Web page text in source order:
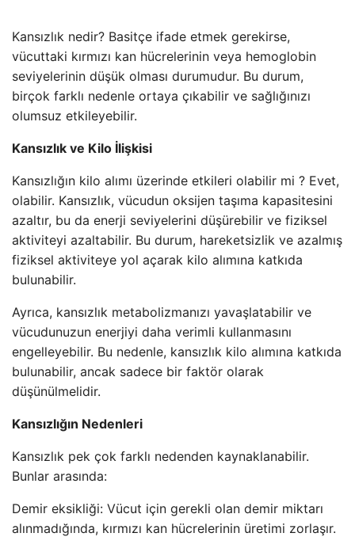
Kansızlık nedir? Basitçe ifade etmek gerekirse,
vücuttaki kırmızı kan hücrelerinin veya hemoglobin
seviyelerinin düşük olması durumudur. Bu durum,
birçok farklı nedenle ortaya çıkabilir ve sağlığınızı
olumsuz etkileyebilir.
Kansızlık ve Kilo İlişkisi
Kansızlığın kilo alımı üzerinde etkileri olabilir mi ? Evet,
olabilir. Kansızlık, vücudun oksijen taşıma kapasitesini
azaltır, bu da enerji seviyelerini düşürebilir ve fiziksel
aktiviteyi azaltabilir. Bu durum, hareketsizlik ve azalmış
fiziksel aktiviteye yol açarak kilo alımına katkıda
bulunabilir.
Ayrıca, kansızlık metabolizmanızı yavaşlatabilir ve
vücudunuzun enerjiyi daha verimli kullanmasını
engelleyebilir. Bu nedenle, kansızlık kilo alımına katkıda
bulunabilir, ancak sadece bir faktör olarak
düşünülmelidir.
Kansızlığın Nedenleri
Kansızlık pek çok farklı nedenden kaynaklanabilir.
Bunlar arasında:
Demir eksikliği: Vücut için gerekli olan demir miktarı
alınmadığında, kırmızı kan hücrelerinin üretimi zorlaşır.